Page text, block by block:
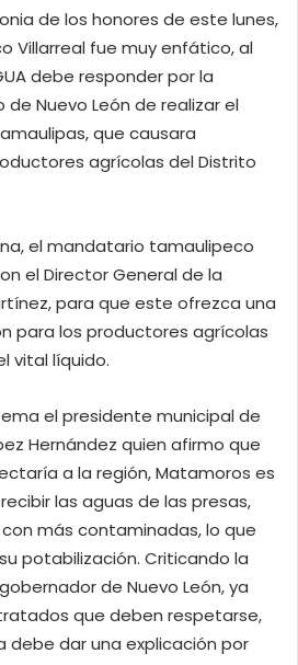
de los honores de este lunes,
Villarreal fue muy enfático, al
debe responder por la
Nuevo León de realizar el
que causara
agrícolas del Distrito
el mandatario tamaulipeco
el Director General de la
para que este ofrezca una
para los productores agrícolas
vital líquido.
el presidente municipal de
Hernández quien afirmo que
a la región, Matamoros es
las aguas de las presas,
más contaminadas, lo que
potabilización. Criticando la
de Nuevo León, ya
que deben respetarse,
debe dar una explicación por